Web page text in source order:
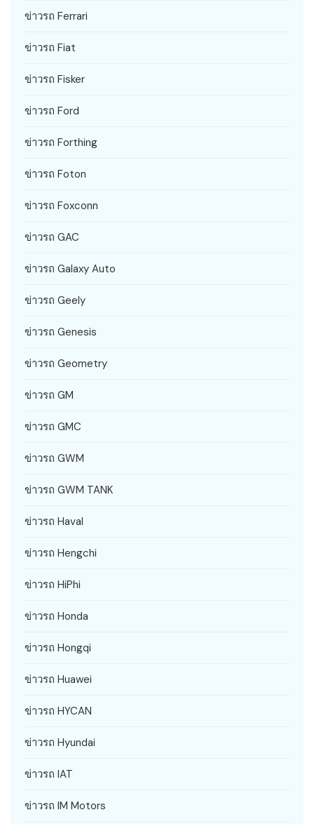
ข่าวรถ Ferrari
ข่าวรถ Fiat
ข่าวรถ Fisker
ข่าวรถ Ford
ข่าวรถ Forthing
ข่าวรถ Foton
ข่าวรถ Foxconn
ข่าวรถ GAC
ข่าวรถ Galaxy Auto
ข่าวรถ Geely
ข่าวรถ Genesis
ข่าวรถ Geometry
ข่าวรถ GM
ข่าวรถ GMC
ข่าวรถ GWM
ข่าวรถ GWM TANK
ข่าวรถ Haval
ข่าวรถ Hengchi
ข่าวรถ HiPhi
ข่าวรถ Honda
ข่าวรถ Hongqi
ข่าวรถ Huawei
ข่าวรถ HYCAN
ข่าวรถ Hyundai
ข่าวรถ IAT
ข่าวรถ IM Motors